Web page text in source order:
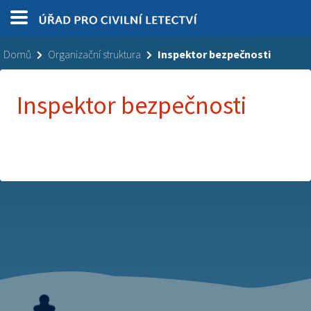
Domů Organizační struktura Inspektor bezpečnosti
Inspektor bezpečnosti